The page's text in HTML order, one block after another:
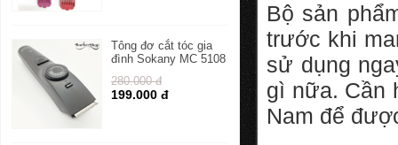
Tông đơ cắt tóc gia
đình Sokany MC 5108
280.000 đ
199.000 đ
Bộ sản
trước khi
sử dụng
gì nữa. Cần
Nam để